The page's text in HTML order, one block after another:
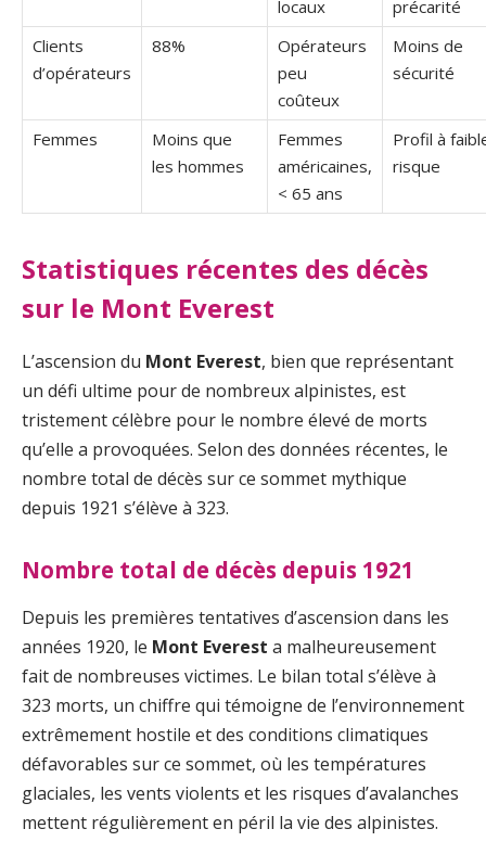
locaux
précarité
Clients
d’opérateurs
88%
Opérateurs
peu
coûteux
Moins de
sécurité
Femmes
Moins que
les hommes
Femmes
américaines,
< 65 ans
Profil à
risque
Statistiques récentes des décès
sur le Mont Everest
L’ascension du Mont Everest, bien que représentant
un défi ultime pour de nombreux alpinistes, est
tristement célèbre pour le nombre élevé de morts
qu’elle a provoquées. Selon des données récentes, le
nombre total de décès sur ce sommet mythique
depuis 1921 s’élève à 323.
Nombre total de décès depuis 1921
Depuis les premières tentatives d’ascension dans les
années 1920, le Mont Everest a malheureusement
fait de nombreuses victimes. Le bilan total s’élève à
323 morts, un chiffre qui témoigne de l’environnement
extrêmement hostile et des conditions climatiques
défavorables sur ce sommet, où les températures
glaciales, les vents violents et les risques d’avalanches
mettent régulièrement en péril la vie des alpinistes.